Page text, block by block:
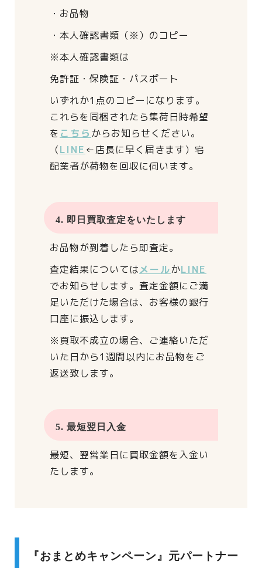
・お品物
・本人確認書類（※）のコピー
※本人確認書類は
免許証・保険証・パスポート
いずれか1点のコピーになります。
これらを同梱されたら集荷日時希望
を こちら からお知らせください。
（LINE ←店長に早く届きます） 宅
配業者が荷物を回収に伺います。
4. 即日買取査定をいたします
お品物が到着したら即査定。
査定結果についてはメールかLINE
でお知らせします。 査定金額にご満
足いただけた場合は、 お客様の銀行
口座に振込します。
※買取不成立の場合、 ご連絡いただ
いた日から1週間以内にお品物をご
返送致します。
5. 最短翌日入金
最短、翌営業日に買取金額を入金い
たします。
『おまとめキャンペーン』元パートナー